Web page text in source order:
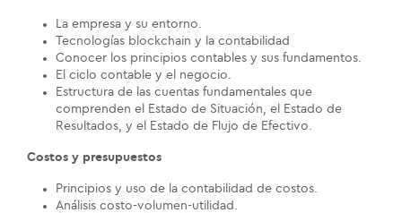
La empresa y su entorno.
Tecnologías blockchain y la contabilidad
Conocer los principios contables y sus fundamentos.
El ciclo contable y el negocio.
Estructura de las cuentas fundamentales que
comprenden el Estado de Situación, el Estado de
Resultados, y el Estado de Flujo de Efectivo.
Costos y presupuestos
Principios y uso de la contabilidad de costos.
Análisis costo-volumen-utilidad.